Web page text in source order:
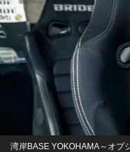
湾岸BASE YOKOHAMA～オプ